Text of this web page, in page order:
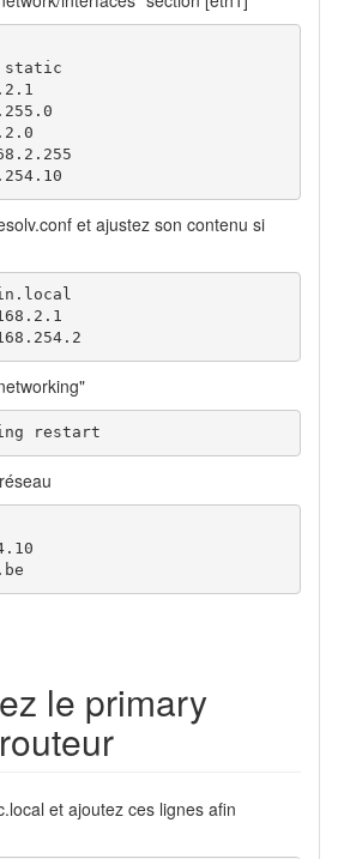
static
et ajustez son contenu si
restart
le primary
et ajoutez ces lignes afin